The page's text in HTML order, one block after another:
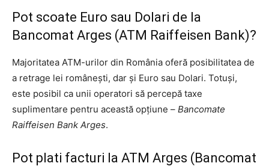
Pot scoate Euro sau Dolari de la
Bancomat Arges (ATM Raiffeisen Bank)?
Majoritatea ATM-urilor din România oferă posibilitatea de
a retrage lei românești, dar și Euro sau Dolari. Totuși,
este posibil ca unii operatori să percepă taxe
suplimentare pentru această opțiune – Bancomate
Raiffeisen Bank Arges.
Pot plati facturi la ATM Arges (Bancomat